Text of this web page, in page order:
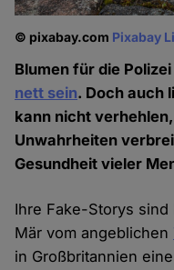
© pixabay.com Pixabay
Blumen für die
nett sein. Doch auch
kann nicht
Unwahrheiten
Gesundheit vieler
Ihre Fake-Storys
Mär vom angeblichen
in Großbritannien